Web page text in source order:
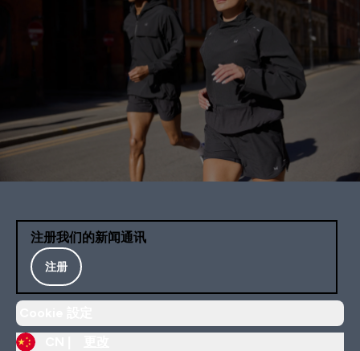
注册我们的新闻通讯
注册